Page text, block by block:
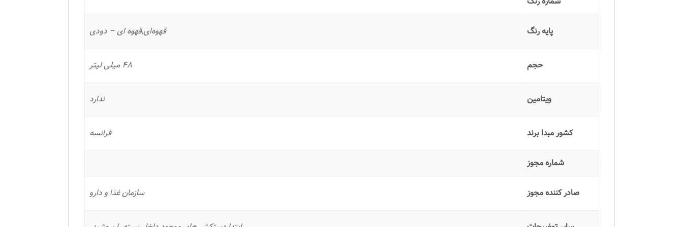
پایه رنگ قهوه‌ای,قهوه ای – دودی
حجم 48 میلی لیتر
ویتامین ندارد
کشور مبدا برند فرانسه
شماره مجوز
صادر کننده مجوز سازمان غذا و دارو